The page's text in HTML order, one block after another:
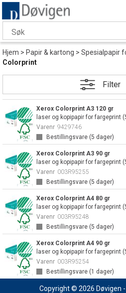
Hjem>Papir & kartong>Spesialpapir
Colorprint
Filter
Xerox Colorprint A3 120 gr
laser og kopipapir for fargeprint
Varenr 9429746
Bestillingsvare (5 dager)
Xerox Colorprint A3 90 gr
laser og kopipapir for fargeprint
Varenr 003R95255
Bestillingsvare (5 dager)
Xerox Colorprint A4 80 gr
laser og kopipapir for fargeprint
Varenr 003R95248
Bestillingsvare (5 dager)
Xerox Colorprint A4 90 gr
laser og kopipapir for fargeprint
Varenr 003R95254
Bestillingsvare (1 dager)
Copyright © 2026 Døvigen